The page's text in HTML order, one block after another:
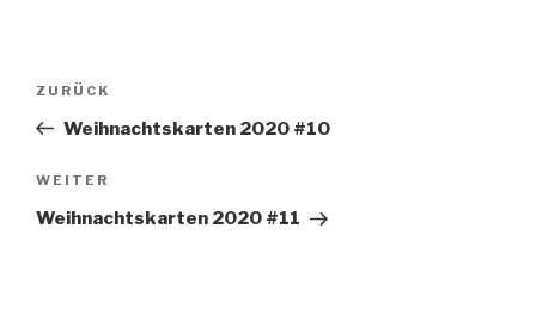
Beitragsnavigation
Vorheriger
Beitrag
ZURÜCK
Weihnachtskarten 2020 #10
Nächster
Beitrag
WEITER
Weihnachtskarten 2020 #11